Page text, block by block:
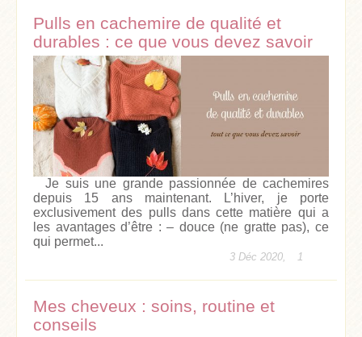
Pulls en cachemire de qualité et
durables : ce que vous devez savoir
Je suis une grande passionnée de cachemires
depuis 15 ans maintenant. L’hiver, je porte
exclusivement des pulls dans cette matière qui a
les avantages d’être : – douce (ne gratte pas), ce
qui permet...
3 Déc 2020, 1
Mes cheveux : soins, routine et
conseils